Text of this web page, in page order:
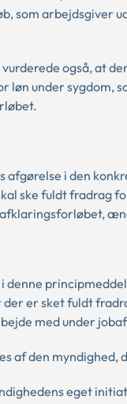
som arbejdsgiver
også, at
løn under sygdom,
i den
ske fuldt
er sket fuldt
med under
af den myndighed,
eget